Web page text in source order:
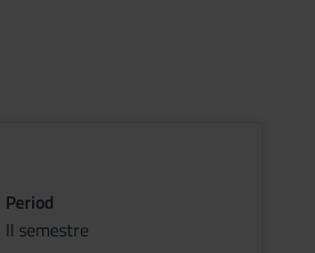
Period
II semestre